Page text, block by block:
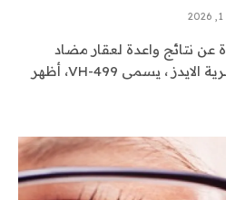
نتائج واعدة لعقار مضاد
لفيروس نقص المناعة البشرية الايدز ، يسمى VH-499، أظهر